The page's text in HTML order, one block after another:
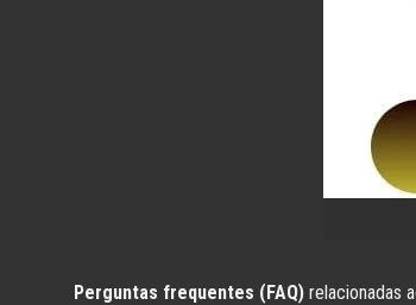
Perguntas frequentes (FAQ) relacionadas